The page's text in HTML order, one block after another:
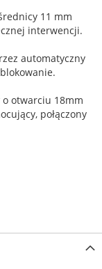
11 mm
interwencji.
automatyczny
otwarciu 18mm
połączony